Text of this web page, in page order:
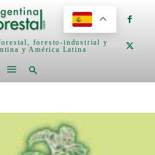
foresto-industrial y
y América Latina